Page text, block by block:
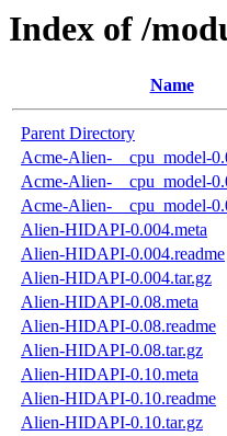
Index of /
Name
Parent Directory
Acme-Alien-__cpu_model-
Acme-Alien-__cpu_model-
Acme-Alien-__cpu_model-
Alien-HIDAPI-0.004.meta
Alien-HIDAPI-0.004.readme
Alien-HIDAPI-0.004.tar.gz
Alien-HIDAPI-0.08.meta
Alien-HIDAPI-0.08.readme
Alien-HIDAPI-0.08.tar.gz
Alien-HIDAPI-0.10.meta
Alien-HIDAPI-0.10.readme
Alien-HIDAPI-0.10.tar.gz